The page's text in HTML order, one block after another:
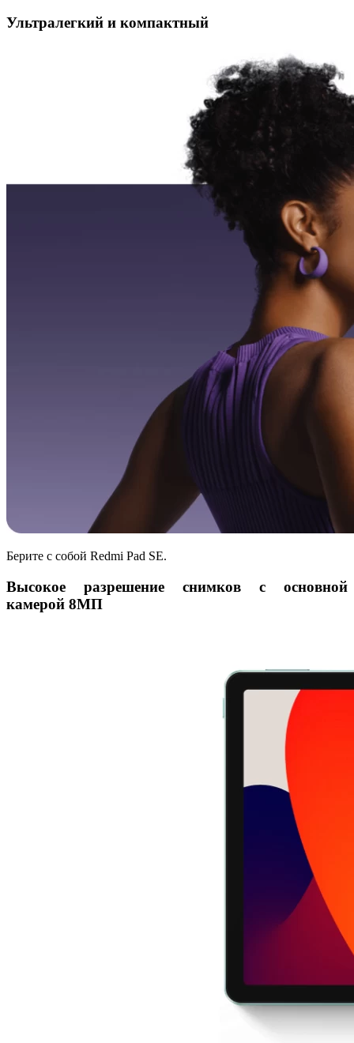
Ультралегкий и компактный
Берите с собой Redmi Pad SE.
Высокое разрешение снимков с основной
камерой 8МП